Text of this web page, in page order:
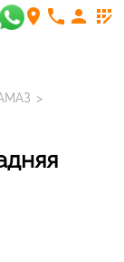
room phone person app_registration
>